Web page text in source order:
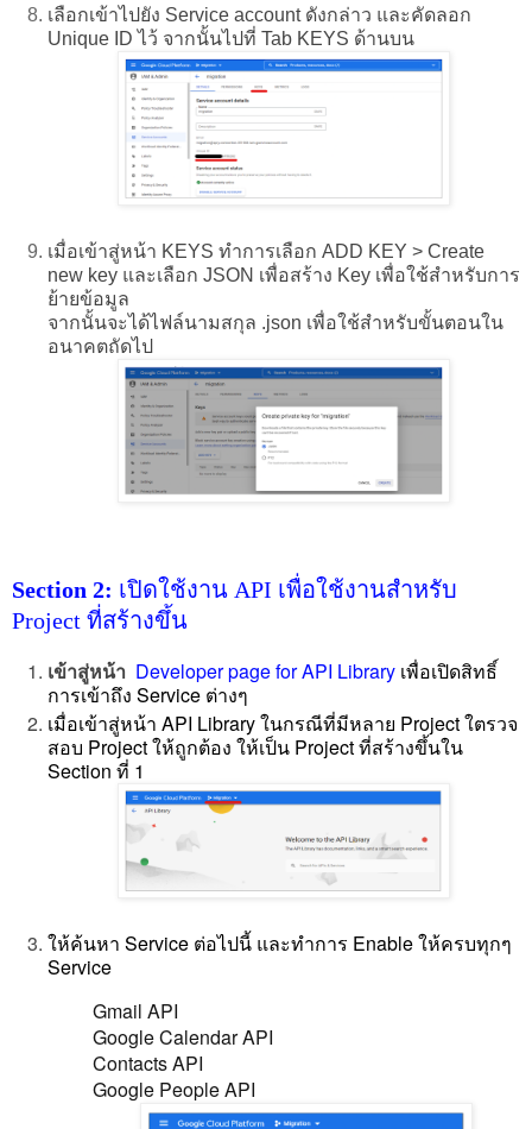
เลือกเข้าไปยัง Service account ดังกล่าว และคัดลอก
Unique ID ไว้ จากนั้นไปที่ Tab KEYS ด้านบน
เมื่อเข้าสู่หน้า KEYS ทำการเลือก ADD KEY > Create
new key และเลือก JSON เพื่อสร้าง Key เพื่อใช้สำหรับการ
ย้ายข้อมูล
จากนั้นจะได้ไฟล์นามสกุล .json เพื่อใช้สำหรับขั้นตอนใน
อนาคตถัดไป
Section 2: เปิดใช้งาน API เพื่อใช้งานสำหรับ
Project ที่สร้างขึ้น
เข้าสู่หน้า Developer page for API Library เพื่อเปิดสิทธิ์
การเข้าถึง Service ต่างๆ
เมื่อเข้าสู่หน้า API Library ในกรณีที่มีหลาย Project ใตรวจ
สอบ Project ให้ถูกต้อง ให้เป็น Project ที่สร้างขึ้นใน
Section ที่ 1
ให้ค้นหา Service ต่อไปนี้ และทำการ Enable ให้ครบทุกๆ
Service
Gmail API
Google Calendar API
Contacts API
Google People API